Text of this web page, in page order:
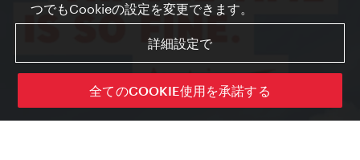
つでもCookieの設定を変更できます。
詳細設定で
全てのCOOKIE使用を承諾する